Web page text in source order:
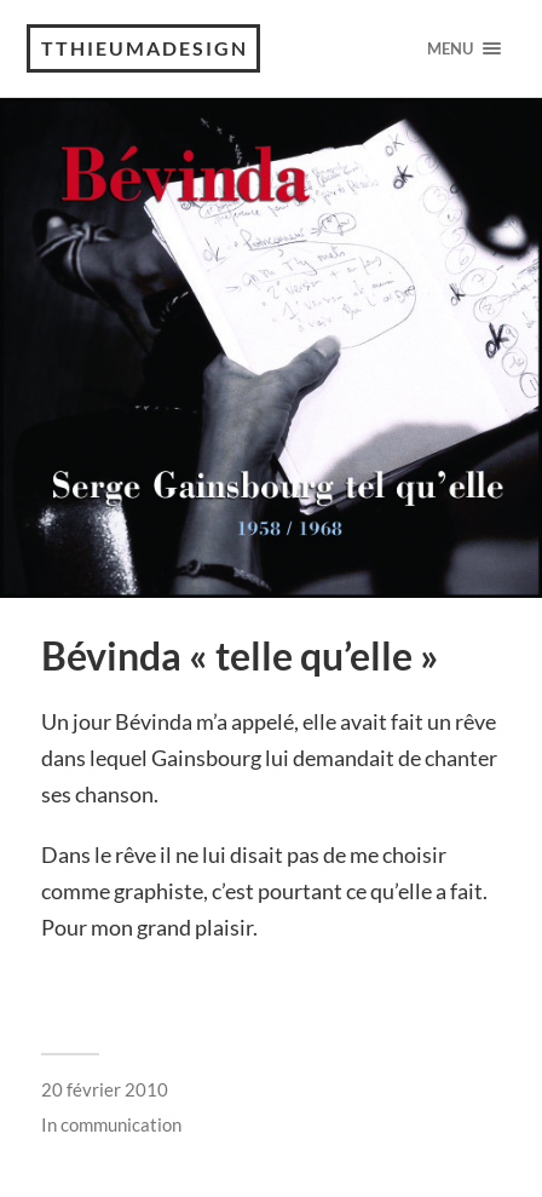
TTHIEUMADESIGN MENU
Bévinda « telle qu’elle »
Un jour Bévinda m’a appelé, elle avait fait un rêve
dans lequel Gainsbourg lui demandait de chanter
ses chanson.
Dans le rêve il ne lui disait pas de me choisir
comme graphiste, c’est pourtant ce qu’elle a fait.
Pour mon grand plaisir.
20 février 2010
Incommunication